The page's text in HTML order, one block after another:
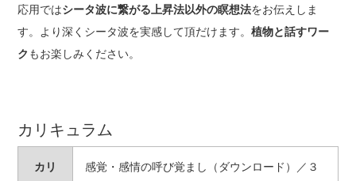
応用ではシータ波に繋がる上昇法以外の瞑想法をお伝えしま
す。より深くシータ波を実感して頂だけます。 植物と話すワー
ク もお楽しみください。
カリキュラム
カリ
感覚・感情の呼び覚まし（ダウンロード）／３